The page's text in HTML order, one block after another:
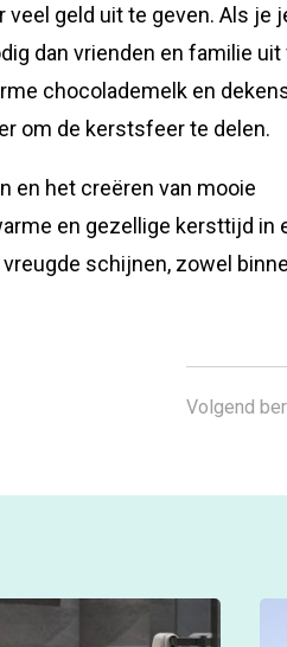
geld uit te geven. Als je
dan vrienden en familie uit
chocolademelk en
om de kerstsfeer te delen.
en het creëren van mooie
en gezellige kersttijd in
schijnen, zowel
Volgend